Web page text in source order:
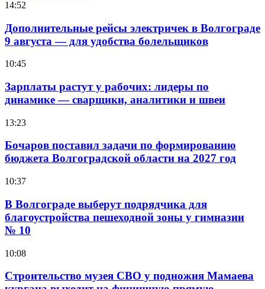
14:52
Дополнительные рейсы электричек в Волгограде
9 августа — для удобства болельщиков
10:45
Зарплаты растут у рабочих: лидеры по
динамике — сварщики, аналитики и швеи
13:23
Бочаров поставил задачи по формированию
бюджета Волгоградской области на 2027 год
10:37
В Волгограде выберут подрядчика для
благоустройства пешеходной зоны у гимназии
№ 10
10:08
Строительство музея СВО у подножия Мамаева